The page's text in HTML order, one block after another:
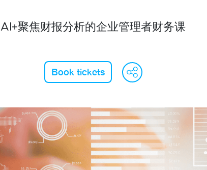
AI+聚焦财报分析的企业管理者财务课
Book tickets